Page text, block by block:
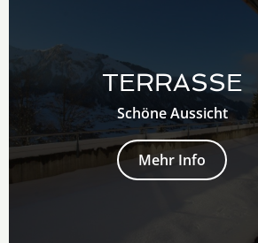
TERRASSE
Schöne Aussicht
Mehr Info